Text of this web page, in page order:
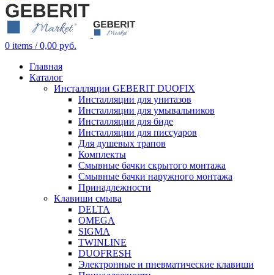
0 items / 0,00 руб.
Главная
Каталог
Инсталляции GEBERIT DUOFIX
Инсталляции для унитазов
Инсталляции для умывальников
Инсталляции для биде
Инсталляции для писсуаров
Для душевых трапов
Комплекты
Смывные бачки скрытого монтажа
Смывные бачки наружного монтажа
Принадлежности
Клавиши смыва
DELTA
OMEGA
SIGMA
TWINLINE
DUOFRESH
Электронные и пневматические клавиши